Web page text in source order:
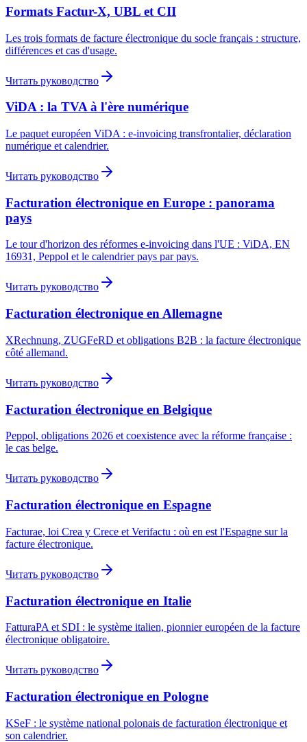
Formats Factur-X, UBL et CII
Les trois formats de facture électronique du socle français : structure,
différences et cas d'usage.
Читать руководство
ViDA : la TVA à l'ère numérique
Le paquet européen ViDA : e-invoicing transfrontalier, déclaration
numérique et calendrier.
Читать руководство
Facturation électronique en Europe : panorama
pays
Le tour d'horizon des réformes e-invoicing dans l'UE : ViDA, EN
16931, Peppol et le calendrier pays par pays.
Читать руководство
Facturation électronique en Allemagne
XRechnung, ZUGFeRD et obligations B2B : la facture électronique
côté allemand.
Читать руководство
Facturation électronique en Belgique
Peppol, obligations 2026 et coexistence avec la réforme française :
le cas belge.
Читать руководство
Facturation électronique en Espagne
Facturae, loi Crea y Crece et Verifactu : où en est l'Espagne sur la
facture électronique.
Читать руководство
Facturation électronique en Italie
FatturaPA et SDI : le système italien, pionnier européen de la facture
électronique obligatoire.
Читать руководство
Facturation électronique en Pologne
KSeF : le système national polonais de facturation électronique et
son calendrier.